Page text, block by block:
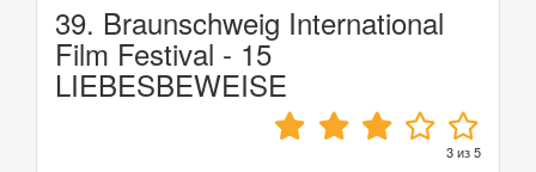
39. Braunschweig International
Film Festival - 15
LIEBESBEWEISE
3из5